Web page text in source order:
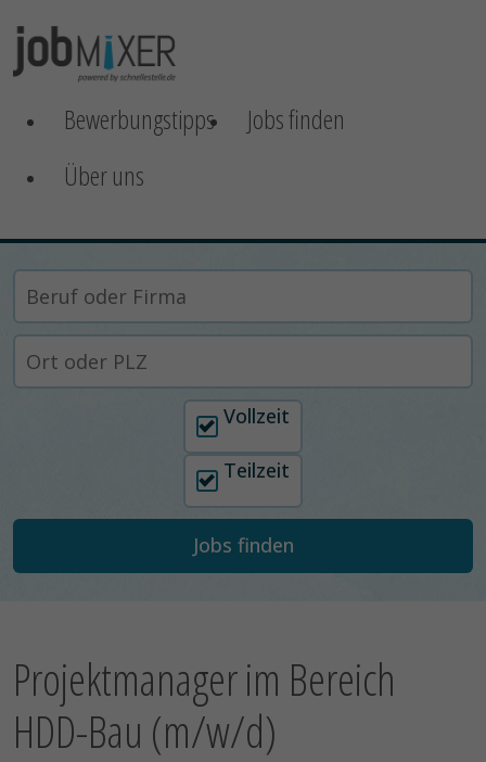
Bewerbungstipps
Jobs finden
Über uns
Arbeitszeit auswählen
Vollzeit
Teilzeit
Projektmanager im Bereich
HDD-Bau (m/w/d)